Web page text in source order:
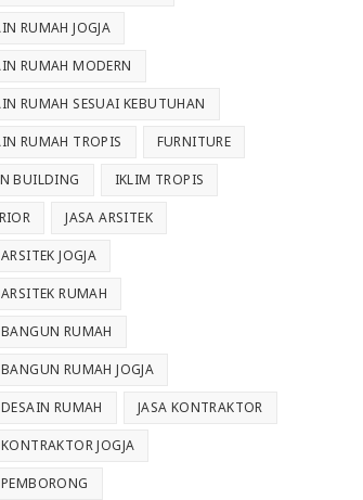
RUMAH JOGJA
RUMAH MODERN
RUMAH SESUAI KEBUTUHAN
RUMAH TROPIS FURNITURE
BUILDING IKLIM TROPIS
JASA ARSITEK
JOGJA
RUMAH
BANGUN RUMAH
RUMAH JOGJA
RUMAH JASA KONTRAKTOR
JOGJA